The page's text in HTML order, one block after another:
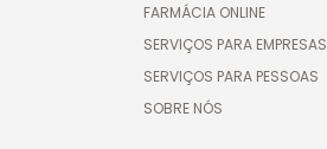
FARMÁCIA ONLINE
SERVIÇOS PARA EMPRESAS
SERVIÇOS PARA PESSOAS
SOBRE NÓS